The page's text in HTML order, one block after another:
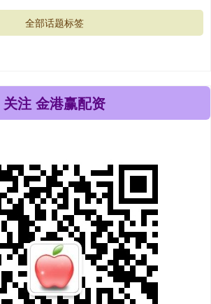
全部话题标签
关注 金港赢配资